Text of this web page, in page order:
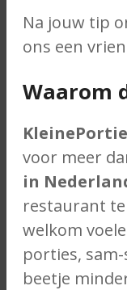
Na jouw tip
ons een
Waarom
voor meer
in
restaurant
welkom
porties,
beetje